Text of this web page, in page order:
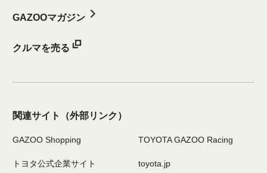
GAZOOマガジン
クルマを売る
関連サイト （外部リンク）
GAZOO Shopping TOYOTA GAZOO Racing
トヨタ公式企業サイト toyota.jp